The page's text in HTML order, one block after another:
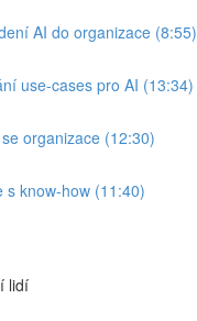
AI do organizace (8:55)
use-cases pro AI (13:34)
organizace (12:30)
s know-how (11:40)
lidí